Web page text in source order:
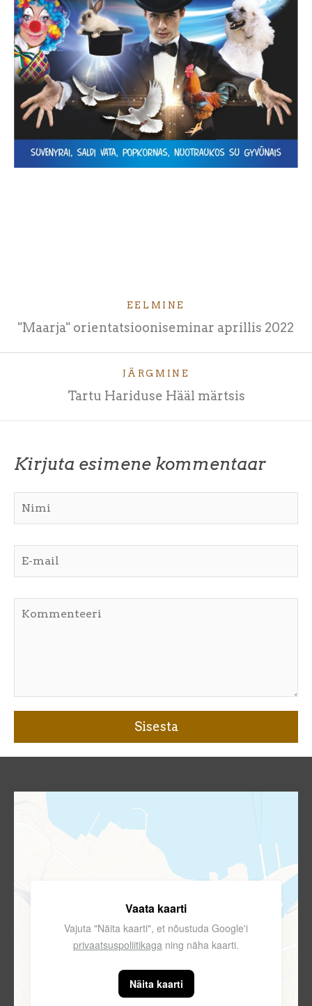
EELMINE
"Maarja" orientatsiooniseminar aprillis 2022
JÄRGMINE
Tartu Hariduse Hääl märtsis
Kirjuta esimene kommentaar
Vaata kaarti
Vajuta "Näita kaarti", et nõustuda Google'i
privaatsuspoliitikaga ning näha kaarti.
Näita kaarti